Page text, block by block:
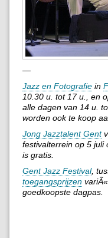
—
Jazz en Fotografie in
10.30 u. tot 17 u., en
alle dagen van 14 u.
worden ook te koop
Jong Jazztalent Gent
festivalterrein op 5 juli
is gratis.
Gent Jazz Festival,
toegangsprijzen
goedkoopste dagpas.